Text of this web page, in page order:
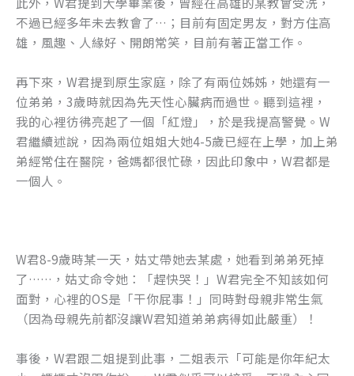
不過已經多年未去教會了…；目前有固定男友，對方住高
雄，風趣、人緣好、開朗常笑，目前有著正當工作。
再下來，W君提到原生家庭，除了有兩位姊姊，她還有一
位弟弟，3歲時就因為先天性心臟病而過世。聽到這裡，
我的心裡彷彿亮起了一個「紅燈」，於是我提高警覺。W
君繼續述說，因為兩位姐姐大她4-5歲已經在上學，加上弟
弟經常住在醫院，爸媽都很忙碌，因此印象中，W君都是
一個人。
W君8-9歲時某一天，姑丈帶她去某處，她看到弟弟死掉
了……，姑丈命令她：「趕快哭！」W君完全不知該如何
面對，心裡的OS是「干你屁事！」同時對母親非常生氣
（因為母親先前都沒讓W君知道弟弟病得如此嚴重）！
事後，W君跟二姐提到此事，二姐表示「可能是你年紀太